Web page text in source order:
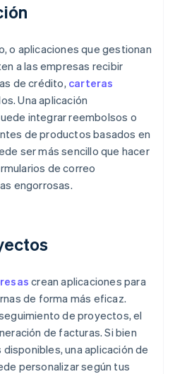
o aplicaciones que gestionan
a las empresas recibir
de crédito, carteras
Una aplicación
integrar reembolsos o
de productos basados en
ser más sencillo que hacer
de correo
engorrosas.
crean aplicaciones para
de forma más eficaz.
de proyectos, el
de facturas. Si bien
una aplicación de
personalizar según tus